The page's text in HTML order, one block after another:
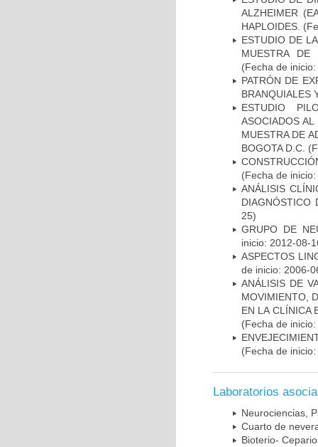
ALZHEIMER
HAPLOIDES.
ESTUDIO DE
MUESTRA DE
(Fecha de
PATRÓN DE
BRANQUIALES
ESTUDIO
ASOCIADOS
MUESTRA DE
BOGOTA D.C.
(Fecha de
ANÁLISIS
DIAGNÓSTICO
25)
GRUPO DE
inicio: 2012-08-
ASPECTOS
de inicio: 2006-
ANÁLISIS DE
MOVIMIENTO,
EN LA CLÍNICA
(Fecha de
(Fecha de
Laboratorios
Neurociencias,
Cuarto de
Bioterio-